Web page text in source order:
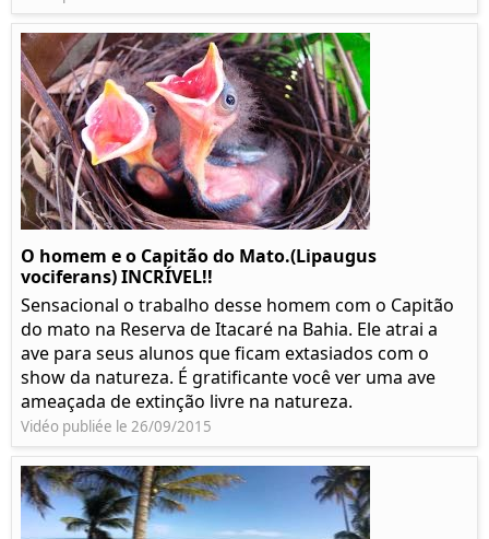
O homem e o Capitão do Mato.(Lipaugus
vociferans) INCRÍVEL!!
Sensacional o trabalho desse homem com o Capitão
do mato na Reserva de Itacaré na Bahia. Ele atrai a
ave para seus alunos que ficam extasiados com o
show da natureza. É gratificante você ver uma ave
ameaçada de extinção livre na natureza.
Vidéo publiée le 26/09/2015